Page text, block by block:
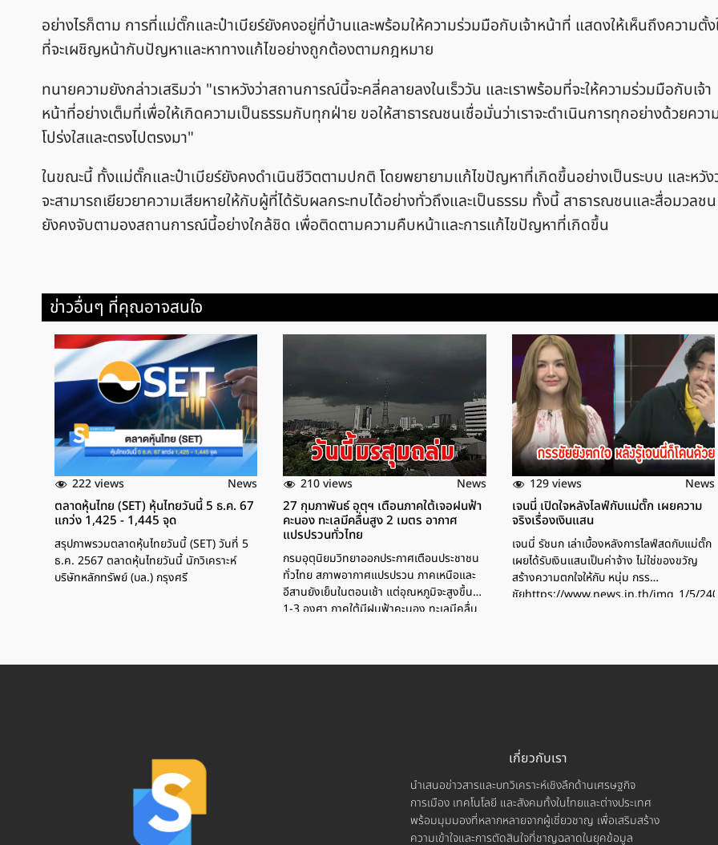
อย่างไรก็ตาม การที่แม่ตั๊กและป๋าเบียร์ยังคงอยู่ที่บ้านและพร้อมให้ความร่วมมือกับเจ้าหน้าที่ แสดงให้เห็นถึงความตั้ง
ที่จะเผชิญหน้ากับปัญหาและหาทางแก้ไขอย่างถูกต้องตามกฎหมาย
ทนายความยังกล่าวเสริมว่า "เราหวังว่าสถานการณ์นี้จะคลี่คลายลงในเร็ววัน และเราพร้อมที่จะให้ความร่วมมือกับเจ้า
หน้าที่อย่างเต็มที่เพื่อให้เกิดความเป็นธรรมกับทุกฝ่าย ขอให้สาธารณชนเชื่อมั่นว่าเราจะดำเนินการทุกอย่างด้วยควา
โปร่งใสและตรงไปตรงมา"
ในขณะนี้ ทั้งแม่ตั๊กและป๋าเบียร์ยังคงดำเนินชีวิตตามปกติ โดยพยายามแก้ไขปัญหาที่เกิดขึ้นอย่างเป็นระบบ และหวัง
จะสามารถเยียวยาความเสียหายให้กับผู้ที่ได้รับผลกระทบได้อย่างทั่วถึงและเป็นธรรม ทั้งนี้ สาธารณชนและสื่อมวลชน
ยังคงจับตามองสถานการณ์นี้อย่างใกล้ชิด เพื่อติดตามความคืบหน้าและการแก้ไขปัญหาที่เกิดขึ้น
ข่าวอื่นๆ ที่คุณอาจสนใจ
222 views News
ตลาดหุ้นไทย (SET) หุ้นไทยวันนี้ 5 ธ.ค. 67
แกว่ง 1,425 - 1,445 จุด
สรุปภาพรวมตลาดหุ้นไทยวันนี้ (SET) วันที่ 5
ธ.ค. 2567 ตลาดหุ้นไทยวันนี้ นักวิเคราะห์
บริษัทหลักทรัพย์ (บล.) กรุงศรี
210 views News
27 กุมภาพันธ์ อุตุฯ เตือนภาคใต้เจอฝนฟ้า
คะนอง ทะเลมีคลื่นสูง 2 เมตร อากาศ
แปรปรวนทั่วไทย
กรมอุตุนิยมวิทยาออกประกาศเตือนประชาชน
ทั่วไทย สภาพอากาศแปรปรวน ภาคเหนือและ
อีสานยังเย็นในตอนเช้า แต่อุณหภูมิจะสูงขึ้น
1-3 องศา ภาคใต้มีฝนฟ้าคะนอง ทะเลมีคลื่น
129 views News
เจนนี่ เปิดใจหลังไลฟ์กับแม่ตั๊ก เผยความ
จริงเรื่องเงินแสน
เจนนี่ รัชนก เล่าเบื้องหลังการไลฟ์สดกับแม่ตั๊ก
เผยได้รับเงินแสนเป็นค่าจ้าง ไม่ใช่ของขวัญ
สร้างความตกใจให้กับ หนุ่ม กรร
ชัยhttps://www.news.in.th/img_1/5/
เกี่ยวกับเรา
นำเสนอข่าวสารและบทวิเคราะห์เชิงลึกด้านเศรษฐกิจ
การเมือง เทคโนโลยี และสังคมทั้งในไทยและต่างประเทศ
พร้อมมุมมองที่หลากหลายจากผู้เชี่ยวชาญ เพื่อเสริมสร้าง
ความเข้าใจและการตัดสินใจที่ชาญฉลาดในยุคข้อมูล